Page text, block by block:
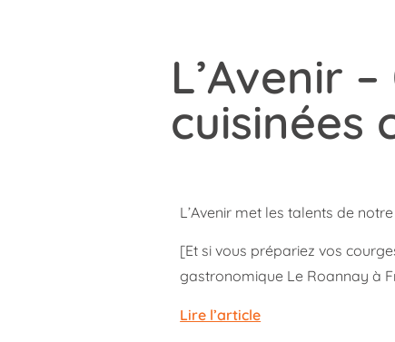
L’Avenir
cuisinées
L’Avenir met les talents de
[Et si vous prépariez vos
gastronomique Le Roannay à
Lire l’article